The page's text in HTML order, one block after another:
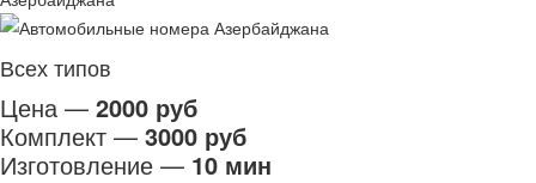
Всех типов
Цена — 2000 руб
Комплект — 3000 руб
Изготовление — 10 мин